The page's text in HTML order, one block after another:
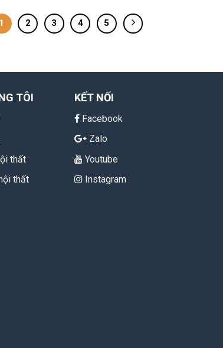
1 2 3 4 5
TÔI
thất
thất
KẾT NỐI
Facebook
Zalo
Youtube
Instagram